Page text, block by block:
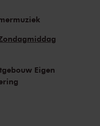
barokklank waarmee
Vanavond weeft hij
door andere pareltjes voor
en Ravel
Eigen